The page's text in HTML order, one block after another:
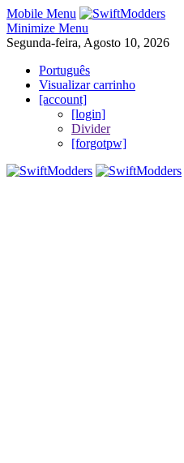
Mobile Menu
Minimize Menu
Segunda-feira, Agosto 10, 2026
Português
Visualizar carrinho
[account]
[login]
Divider
[forgotpw]